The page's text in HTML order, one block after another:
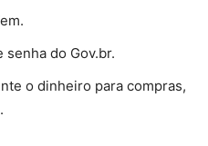
senha do Gov.br.
o dinheiro para compras,